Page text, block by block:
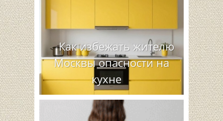
Как избежать жителю
Москвы опасности на
кухне